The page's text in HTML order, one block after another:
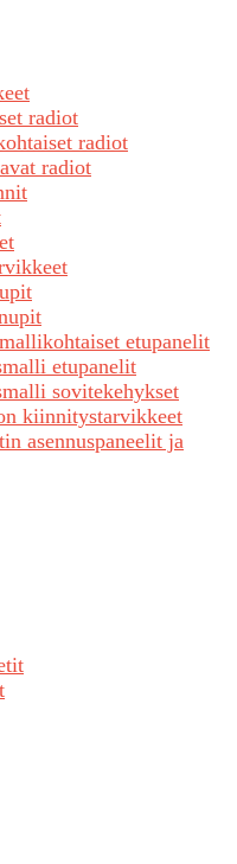
radiot
radiot
radiot
etupanelit
etupanelit
sovitekehykset
kiinnitystarvikkeet
asennuspaneelit ja